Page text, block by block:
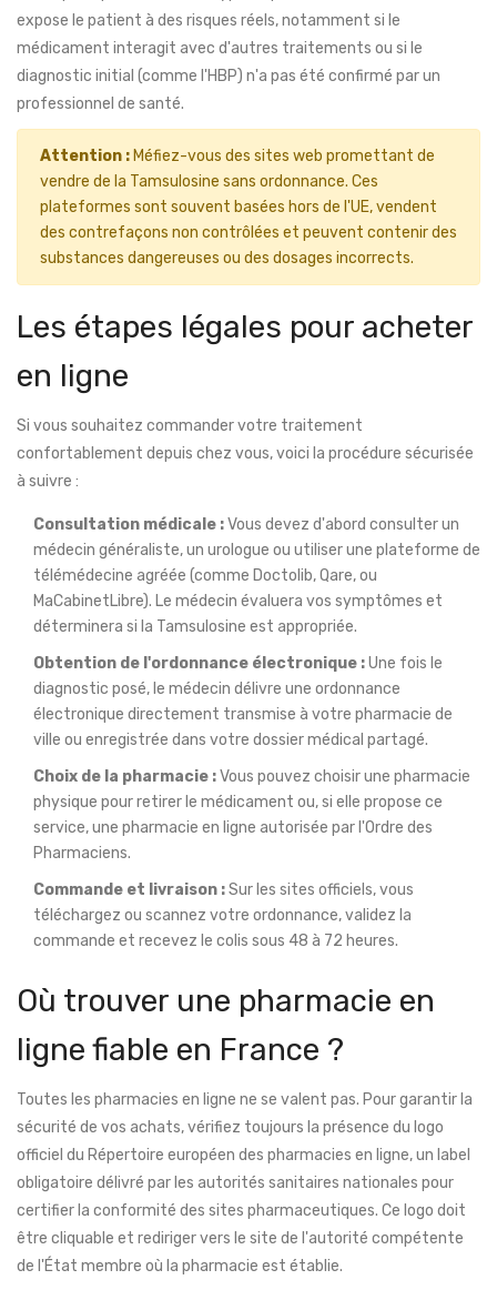
expose le patient à des risques réels, notamment si le
médicament interagit avec d'autres traitements ou si le
diagnostic initial (comme l'HBP) n'a pas été confirmé par un
professionnel de santé.
Attention : Méfiez-vous des sites web promettant de
vendre de la Tamsulosine sans ordonnance. Ces
plateformes sont souvent basées hors de l'UE, vendent
des contrefaçons non contrôlées et peuvent contenir des
substances dangereuses ou des dosages incorrects.
Les étapes légales pour acheter
en ligne
Si vous souhaitez commander votre traitement
confortablement depuis chez vous, voici la procédure sécurisée
à suivre :
Consultation médicale :Vous devez d'abord consulter un
médecin généraliste, un urologue ou utiliser une plateforme de
télémédecine agréée (comme Doctolib, Qare, ou
MaCabinetLibre). Le médecin évaluera vos symptômes et
déterminera si la Tamsulosine est appropriée.
Obtention de l'ordonnance électronique :Une fois le
diagnostic posé, le médecin délivre une ordonnance
électronique directement transmise à votre pharmacie de
ville ou enregistrée dans votre dossier médical partagé.
Choix de la pharmacie :Vous pouvez choisir une pharmacie
physique pour retirer le médicament ou, si elle propose ce
service, une pharmacie en ligne autorisée par l'Ordre des
Pharmaciens.
Commande et livraison :Sur les sites officiels, vous
téléchargez ou scannez votre ordonnance, validez la
commande et recevez le colis sous 48 à 72 heures.
Où trouver une pharmacie en
ligne fiable en France ?
Toutes les pharmacies en ligne ne se valent pas. Pour garantir la
sécurité de vos achats, vérifiez toujours la présence du logo
officiel du Répertoire européen des pharmacies en ligne,un label
obligatoire délivré par les autorités sanitaires nationales pour
certifier la conformité des sites pharmaceutiques. Ce logo doit
être cliquable et rediriger vers le site de l'autorité compétente
de l'État membre où la pharmacie est établie.